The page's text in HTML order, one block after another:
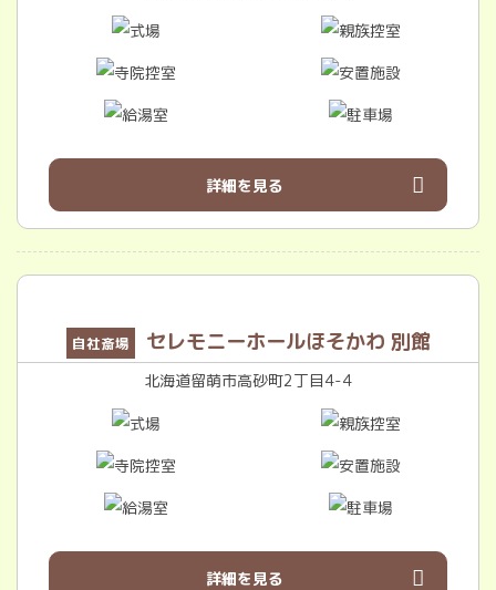
詳細を見る
自社斎場 セレモニーホールほそかわ 別館
北海道留萌市高砂町2丁目4-4
詳細を見る